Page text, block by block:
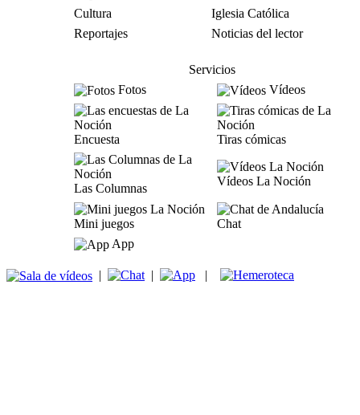
Cultura
Iglesia Católica
Reportajes
Noticias del lector
Servicios
Fotos
Vídeos
Encuesta Tiras cómicas
Las Columnas
Vídeos La Noción
Mini juegos
Chat
App
| | |